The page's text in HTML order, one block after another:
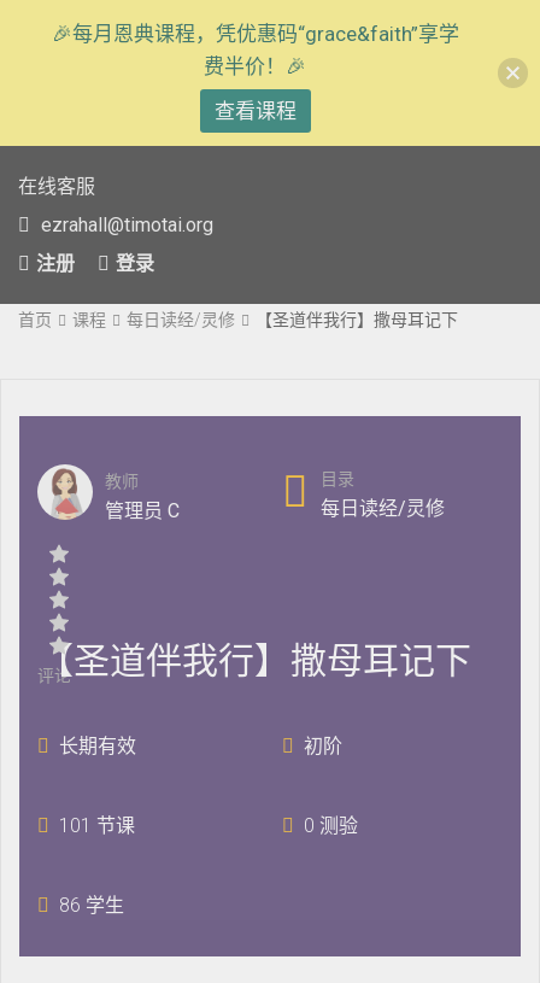
在线客服
ezrahall@timotai.org
注册
登录
首页 课程 每日读经/灵修 【圣道伴我行】撒母耳记下
教师
管理员 C
目录
每日读经/灵修
评论
【圣道伴我行】撒母耳记下
长期有效 初阶
101 节课 0 测验
86 学生
🎉每月恩典课程，凭优惠码“grace&faith”享学
费半价！🎉
查看课程